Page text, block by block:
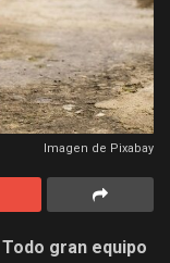
Imagen de Pixabay
Todo gran equipo